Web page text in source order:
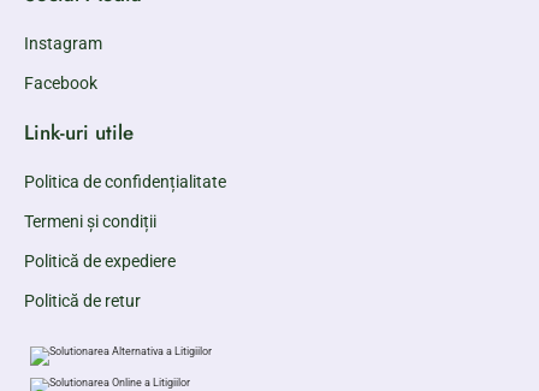
Instagram
Facebook
Link-uri utile
Politica de confidențialitate
Termeni și condiții
Politică de expediere
Politică de retur